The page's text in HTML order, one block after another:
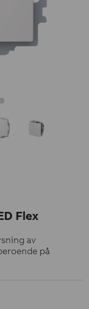
Flex
av
på